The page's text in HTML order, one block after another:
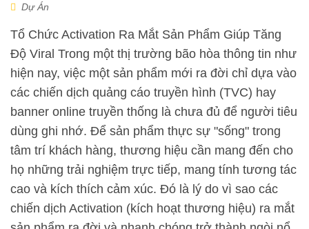
Dự Án
Tổ Chức Activation Ra Mắt Sản Phẩm Giúp Tăng
Độ Viral Trong một thị trường bão hòa thông tin như
hiện nay, việc một sản phẩm mới ra đời chỉ dựa vào
các chiến dịch quảng cáo truyền hình (TVC) hay
banner online truyền thống là chưa đủ để người tiêu
dùng ghi nhớ. Để sản phẩm thực sự "sống" trong
tâm trí khách hàng, thương hiệu cần mang đến cho
họ những trải nghiệm trực tiếp, mang tính tương tác
cao và kích thích cảm xúc. Đó là lý do vì sao các
chiến dịch Activation (kích hoạt thương hiệu) ra mắt